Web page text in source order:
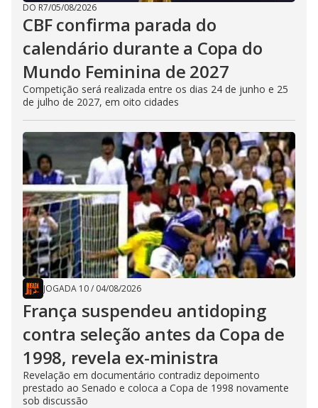
DO R7/05/08/2026
CBF confirma parada do
calendário durante a Copa do
Mundo Feminina de 2027
Competição será realizada entre os dias 24 de junho e 25
de julho de 2027, em oito cidades
JOGADA 10/ 04/08/2026
França suspendeu antidoping
contra seleção antes da Copa de
1998, revela ex-ministra
Revelação em documentário contradiz depoimento
prestado ao Senado e coloca a Copa de 1998 novamente
sob discussão